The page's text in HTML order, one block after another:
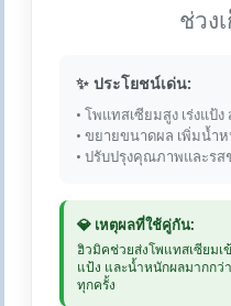
ช่วง
✨ ประโยชน์เด่น:
• โพแทสเซียมสูง เร่งแป้ง
• ขยายขนาดผล เพิ่มน้ำ
• ปรับปรุงคุณภาพและรส
💎 เหตุผลที่ใช้คู่กัน:
ฮิวมิคช่วยส่งโพแทสเซียมเ
แป้ง และน้ำหนักผลมากกว่
ทุกครั้ง